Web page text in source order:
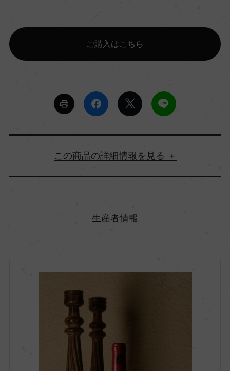
ご購入はこちら
詳細情報
生産者情報